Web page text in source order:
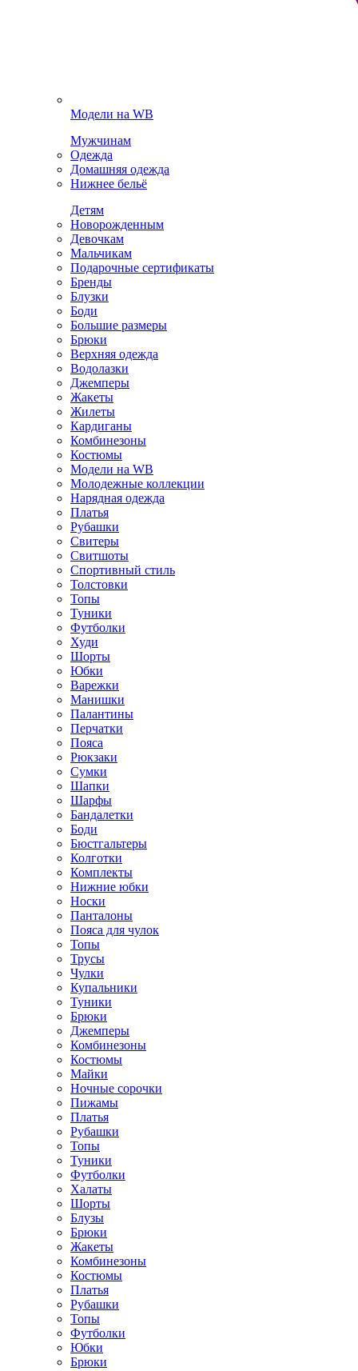
Модели на WB
Мужчинам
Одежда
Домашняя одежда
Нижнее бельё
Детям
Новорожденным
Девочкам
Мальчикам
Подарочные сертификаты
Бренды
Блузки
Боди
Большие размеры
Брюки
Верхняя одежда
Водолазки
Джемперы
Жакеты
Жилеты
Кардиганы
Комбинезоны
Костюмы
Модели на WB
Молодежные коллекции
Нарядная одежда
Платья
Рубашки
Свитеры
Свитшоты
Спортивный стиль
Толстовки
Топы
Туники
Футболки
Худи
Шорты
Юбки
Варежки
Манишки
Палантины
Перчатки
Пояса
Рюкзаки
Сумки
Шапки
Шарфы
Бандалетки
Боди
Бюстгальтеры
Колготки
Комплекты
Нижние юбки
Носки
Панталоны
Поясa для чулок
Топы
Трусы
Чулки
Купальники
Туники
Брюки
Джемперы
Комбинезоны
Костюмы
Майки
Ночные сорочки
Пижамы
Платья
Рубашки
Топы
Туники
Футболки
Халаты
Шорты
Блузы
Брюки
Жакеты
Комбинезоны
Костюмы
Платья
Рубашки
Топы
Футболки
Юбки
Брюки